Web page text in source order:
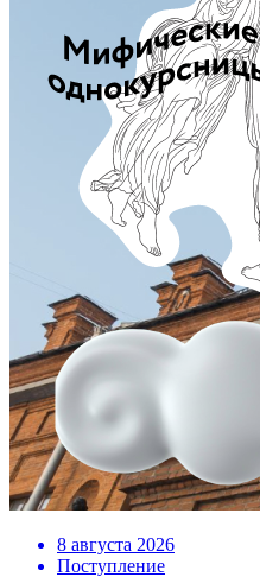
8 августа 2026
Поступление